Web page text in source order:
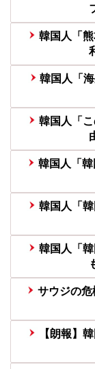
韓国人「
韓国人「
韓国人「
韓国人「
韓国人「
韓国人「
サウジの
【朗報】